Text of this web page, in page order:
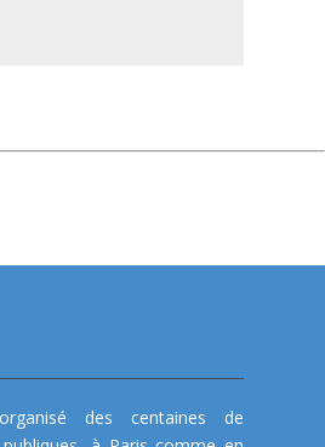
des centaines de